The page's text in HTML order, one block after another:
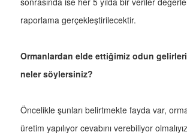
raporlama gerçekleştirilecektir.
Ormanlardan elde ettiğimiz odun
neler söylersiniz?
Öncelikle şunları belirtmekte fayda var,
üretim yapılıyor cevabını verebiliyor